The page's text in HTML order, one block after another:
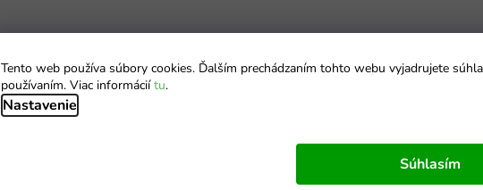
Tento web používa súbory cookies. Ďalším prechádzaním tohto webu vyjadrujete
používaním. Viac informáciítu.
Nastavenie
Súhlasím